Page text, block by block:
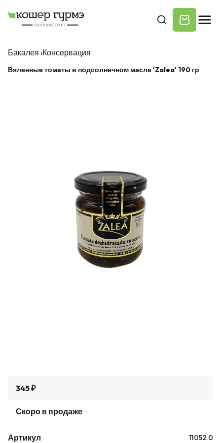
Бакалея ›Консервация
Вяленные томаты в подсолнечном масле 'Zalea' 190 гр
345 ₽
Скоро в продаже
Артикул 11052.0